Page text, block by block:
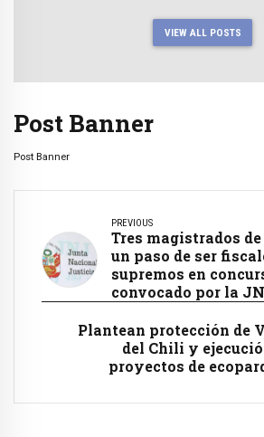
VIEW ALL POSTS
Post Banner
Post Banner
PREVIOUS
Tres magistrados
un paso de ser
supremos en
convocado por la
Plantean protección de
del Chili y
proyectos de